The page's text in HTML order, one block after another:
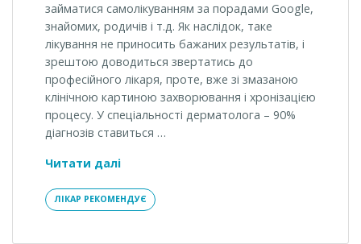
займатися самолікуванням за порадами Google,
знайомих, родичів і т.д. Як наслідок, таке
лікування не приносить бажаних результатів, і
зрештою доводиться звертатись до
професійного лікаря, проте, вже зі змазаною
клінічною картиною захворювання і хронізацією
процесу. У спеціальності дерматолога – 90%
діагнозів ставиться …
Читати даліРання
–
запорука
ЛІКАР РЕКОМЕНДУЄ